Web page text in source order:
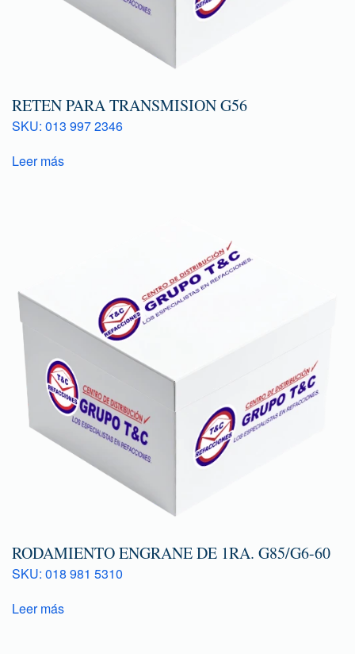
RETEN PARA TRANSMISION G56
SKU: 013 997 2346
Leer más
RODAMIENTO ENGRANE DE 1RA. G85/G6-60
SKU: 018 981 5310
Leer más